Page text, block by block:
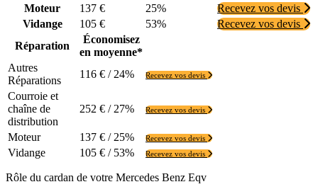
Moteur 137 € 25%
Recevez vos devis
Vidange
105 € 53%
Recevez vos devis
Réparation
Économisez
en moyenne*
Autres
Réparations
116 € / 24% Recevez vos devis
Courroie et
chaîne de
distribution
252 € / 27% Recevez vos devis
Moteur 137 € / 25% Recevez vos devis
Vidange 105 € / 53% Recevez vos devis
Rôle du cardan de votre Mercedes Benz Eqv